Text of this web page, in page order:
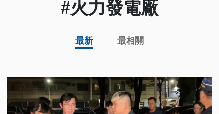
#火力發電廠
最新 最相關